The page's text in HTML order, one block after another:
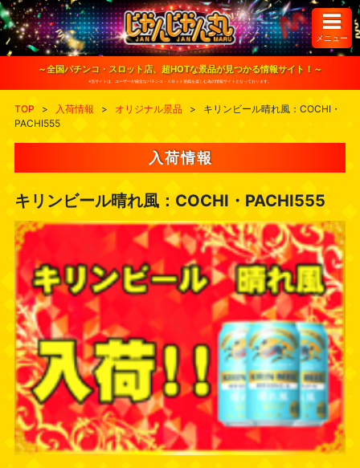
S
k
i
o
メニュー
～全国パチンコ・スロット店、超HOTな景品が見つかる情報サイト！～
※当サイトは、ユーザーが健全なパチンコ・スロット遊戯を楽しむ為の情報サイトとなっております。
TOP > 入荷情報 > オリジナル景品 >
キリンビール晴れ風：COCHI・
PACHI555
入荷情報
キリンビール晴れ風：COCHI・PACHI555